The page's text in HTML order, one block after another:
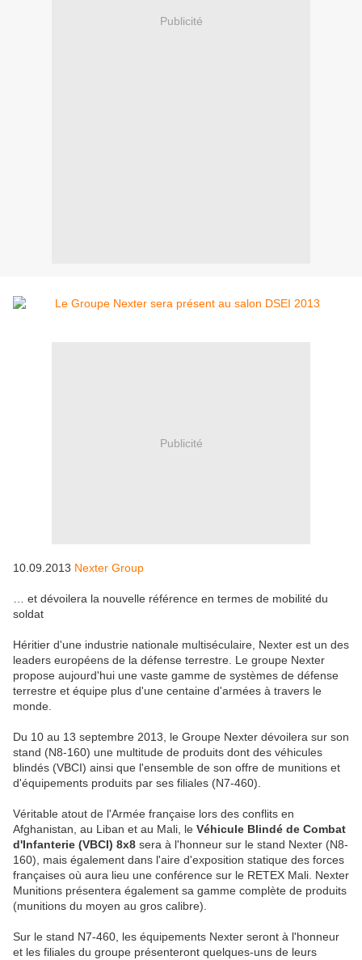
Publicité
Publicité
10.09.2013 Nexter Group
… et dévoilera la nouvelle référence en termes de mobilité du
soldat
Héritier d'une industrie nationale multiséculaire, Nexter est un des
leaders européens de la défense terrestre. Le groupe Nexter
propose aujourd'hui une vaste gamme de systèmes de défense
terrestre et équipe plus d'une centaine d'armées à travers le
monde.
Du 10 au 13 septembre 2013, le Groupe Nexter dévoilera sur son
stand (N8-160) une multitude de produits dont des véhicules
blindés (VBCI) ainsi que l'ensemble de son offre de munitions et
d'équipements produits par ses filiales (N7-460).
Véritable atout de l'Armée française lors des conflits en
Afghanistan, au Liban et au Mali, le Véhicule Blindé de Combat
d'Infanterie (VBCI) 8x8 sera à l'honneur sur le stand Nexter (N8-
160), mais également dans l'aire d'exposition statique des forces
françaises où aura lieu une conférence sur le RETEX Mali. Nexter
Munitions présentera également sa gamme complète de produits
(munitions du moyen au gros calibre).
Sur le stand N7-460, les équipements Nexter seront à l'honneur
et les filiales du groupe présenteront quelques-uns de leurs